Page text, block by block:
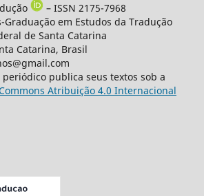
– ISSN 2175-7968
Graduação em Estudos da Tradução
de Santa Catarina
Catarina, Brasil
periódico publica seus textos sob a
Atribuição 4.0 Internacional